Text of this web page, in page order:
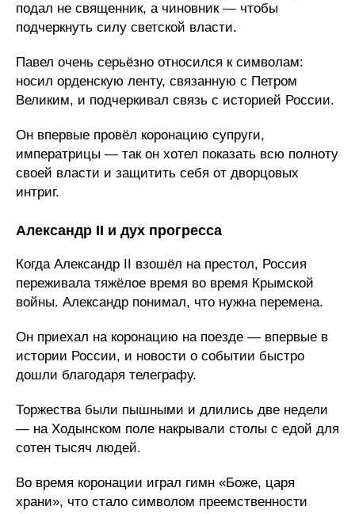
подал не священник, а чиновник — чтобы
подчеркнуть силу светской власти.
Павел очень серьёзно относился к символам:
носил орденскую ленту, связанную с Петром
Великим, и подчеркивал связь с историей России.
Он впервые провёл коронацию супруги,
императрицы — так он хотел показать всю полноту
своей власти и защитить себя от дворцовых
интриг.
Александр II и дух прогресса
Когда Александр II взошёл на престол, Россия
переживала тяжёлое время во время Крымской
войны. Александр понимал, что нужна перемена.
Он приехал на коронацию на поезде — впервые в
истории России, и новости о событии быстро
дошли благодаря телеграфу.
Торжества были пышными и длились две недели
— на Ходынском поле накрывали столы с едой для
сотен тысяч людей.
Во время коронации играл гимн «Боже, царя
храни », что стало символом преемственности